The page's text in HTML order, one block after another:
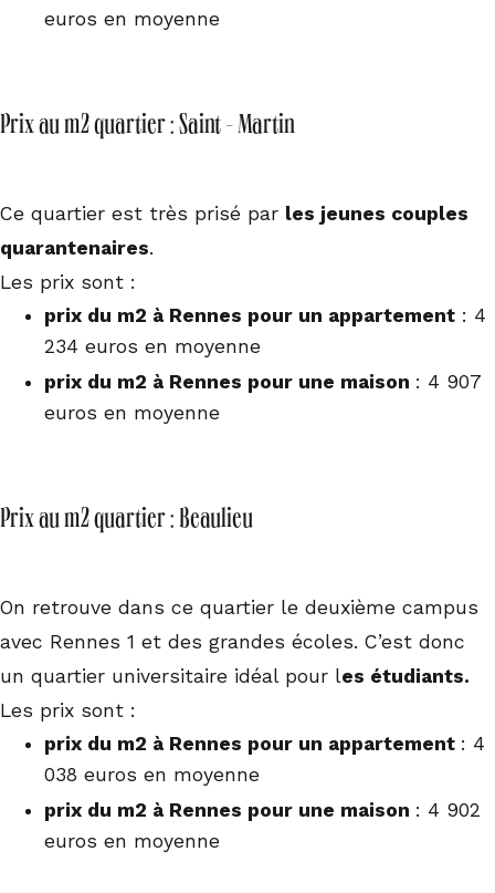
euros en moyenne
Prix au m2 quartier : Saint - Martin
Ce quartier est très prisé par les jeunes couples
quarantenaires.
Les prix sont :
prix du m2 à Rennes pour un appartement : 4
234 euros en moyenne
prix du m2 à Rennes pour une maison : 4 907
euros en moyenne
Prix au m2 quartier : Beaulieu
On retrouve dans ce quartier le deuxième campus
avec Rennes 1 et des grandes écoles. C’est donc
un quartier universitaire idéal pour les étudiants.
Les prix sont :
prix du m2 à Rennes pour un appartement : 4
038 euros en moyenne
prix du m2 à Rennes pour une maison : 4 902
euros en moyenne